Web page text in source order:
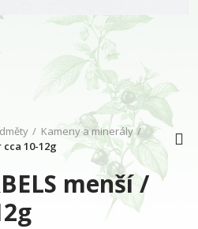
Kameny a minerály
cca 10-12g
menší /